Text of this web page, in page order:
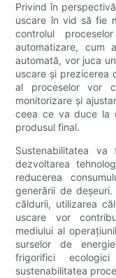
Privind în
uscare în vid să fie
controlul
automatizare, cum
automată, vor juca
uscare și prezicerea
al proceselor vor
monitorizare și
ceea ce va duce la
produsul final.
Sustenabilitatea
dezvoltarea
reducerea
generării de
căldurii, utilizarea
uscare vor
mediului al
surselor de
frigorifici
sustenabilitatea